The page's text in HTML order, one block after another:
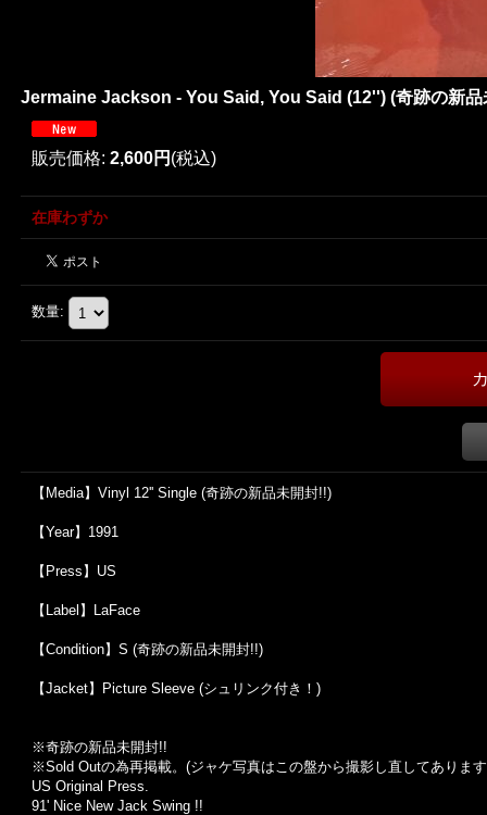
Jermaine Jackson - You Said, You Said (12'') (奇跡の新品
販売価格: 2,600円 (税込)
在庫わずか
数量:
【Media】Vinyl 12'' Single (奇跡の新品未開封!!)
【Year】1991
【Press】US
【Label】LaFace
【Condition】S (奇跡の新品未開封!!)
【Jacket】Picture Sleeve (シュリンク付き！)
※奇跡の新品未開封!!
※Sold Outの為再掲載。 (ジャケ写真はこの盤から撮影し直してありま
US Original Press.
91' Nice New Jack Swing !!